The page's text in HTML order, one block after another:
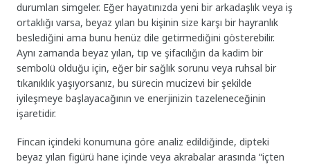
durumları simgeler. Eğer hayatınızda yeni bir arkadaşlık veya iş
ortaklığı varsa, beyaz yılan bu kişinin size karşı bir hayranlık
beslediğini ama bunu henüz dile getirmediğini gösterebilir.
Aynı zamanda beyaz yılan, tıp ve şifacılığın da kadim bir
sembolü olduğu için, eğer bir sağlık sorunu veya ruhsal bir
tıkanıklık yaşıyorsanız, bu sürecin mucizevi bir şekilde
iyileşmeye başlayacağının ve enerjinizin tazeleneceğinin
işaretidir.
Fincan içindeki konumuna göre analiz edildiğinde, dipteki
beyaz yılan figürü hane içinde veya akrabalar arasında “içten